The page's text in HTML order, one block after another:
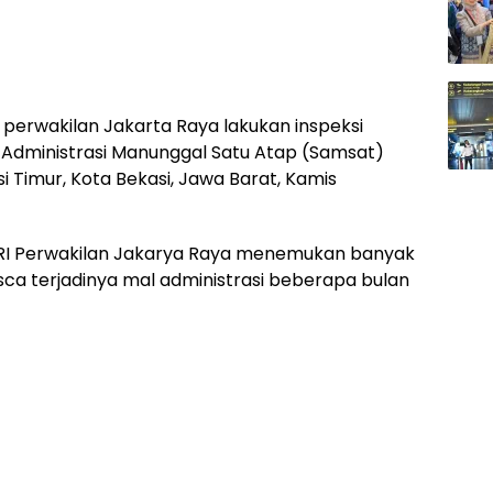
Jakarta Raya lakukan inspeksi
Manunggal Satu Atap (Samsat)
Timur, Kota Bekasi, Jawa Barat, Kamis
Perwakilan Jakarya Raya menemukan banyak
terjadinya mal administrasi beberapa bulan